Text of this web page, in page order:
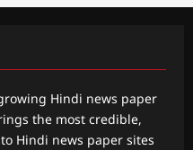
Hindi news paper
the most credible,
Hindi news paper sites